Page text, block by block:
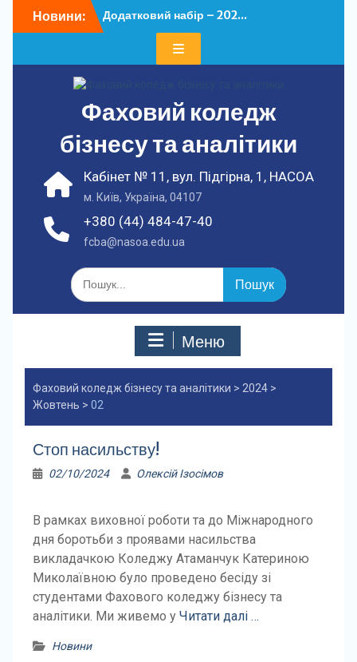
доНовини:
Додатковий набір – 202...
У ФКБА НАСОА
Фаховий коледж
бізнесу та аналітики
+380 (44) 484-47-40
fcba@nasoa.edu.ua
Кабінет № 11, вул. Підгірна, 1, НАСОА
м. Київ, Україна, 04107
Шукати:
Меню
Фаховий коледж бізнесу та аналітики > 2024>
Жовтень > 02
Стоп насильству!
02/10/2024 Олексій Ізосімов
В рамках виховної роботи та до Міжнародного
дня боротьби з проявами насильства
викладачкою Коледжу Атаманчук Катериною
Миколаївною було проведено бесіду зі
студентами Фахового коледжу бізнесу та
аналітики. Ми живемо у Читати далі …
Новини